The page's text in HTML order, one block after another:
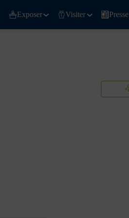
Exposer Visiter Presse